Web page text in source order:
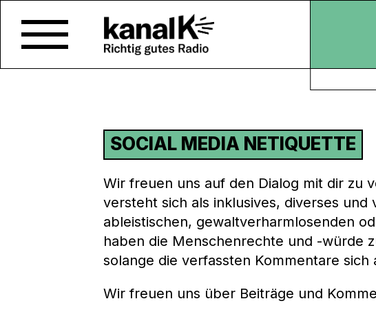
SOCIAL MEDIA NETIQUETTE
Wir freuen uns auf den Dialog mit dir zu
versteht sich als inklusives, diverses
ableistischen, gewaltverharmlosenden
haben die Menschenrechte und -würde
solange die verfassten Kommentare
Wir freuen uns über Beiträge und